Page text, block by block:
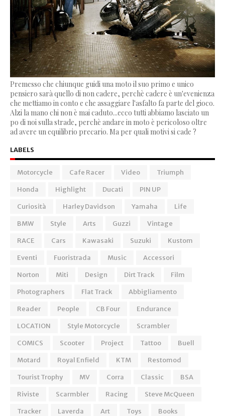
Premesso che chiunque guidi una moto il suo primo e unico
pensiero sarà quello di non cadere, perchè cadere è un'evenienza
che mettiamo in conto e che assaggiare l'asfalto fa parte del gioco.
Alzi la mano chi non è mai caduto...ecco tutti abbiamo lasciato un
po di noi sulla strade, perchè andare in moto è pericoloso oltre
ad avere un equilibrio precario. Ma per quali motivi si cade ?
LABELS
Motorcycle Cafe Racer Video
Triumph
Honda
Highlight Ducati
PIN UP
Curiosità
Harley Davidson Yamaha
Life
BMW
Style Arts Guzzi
Vintage
RACE
Cars Kawasaki Suzuki
Kustom
Eventi
Fuoristrada Music
Accessori
Norton
Miti Design Dirt Track
Film
Photographers
Flat Track
Abbigliamento
Reader
People CB Four
Endurance
LOCATION
Style Motorcycle
Scrambler
COMICS
Scooter Project Tattoo
Buell
Motard
Royal Enfield KTM
Restomod
Tourist Trophy
MV Corra Classic
BSA
Riviste
Scarmbler Racing
Steve McQueen
Tracker
Laverda Art Toys
Books